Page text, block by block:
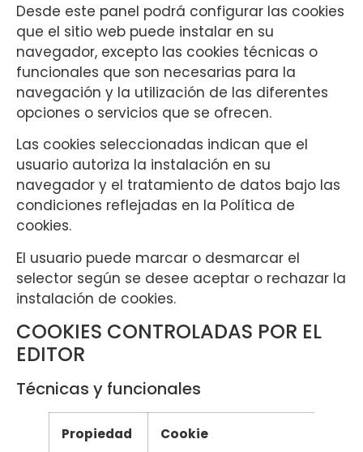
Desde este panel podrá configurar las cookies
que el sitio web puede instalar en su
navegador, excepto las cookies técnicas o
funcionales que son necesarias para la
navegación y la utilización de las diferentes
opciones o servicios que se ofrecen.
Las cookies seleccionadas indican que el
usuario autoriza la instalación en su
navegador y el tratamiento de datos bajo las
condiciones reflejadas en la Política de
cookies.
El usuario puede marcar o desmarcar el
selector según se desee aceptar o rechazar la
instalación de cookies.
COOKIES CONTROLADAS POR EL
EDITOR
Técnicas y funcionales
Propiedad Cookie